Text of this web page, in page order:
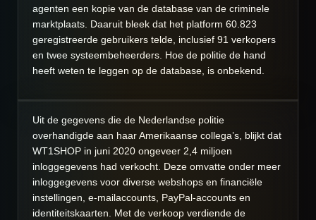
agenten een kopie van de database van de criminele
marktplaats. Daaruit bleek dat het platform 60.823
geregistreerde gebruikers telde, inclusief 91 verkopers
en twee systeembeheerders. Hoe de politie de hand
heeft weten te leggen op de database, is onbekend.
Uit de gegevens die de Nederlandse politie
overhandigde aan haar Amerikaanse collega’s, blijkt dat
WT1SHOP in juni 2020 ongeveer 2,4 miljoen
inloggegevens had verkocht. Deze omvatte onder meer
inloggegevens voor diverse webshops en financiële
instellingen, e-mailaccounts, PayPal-accounts en
identiteitskaarten. Met de verkoop verdiende de